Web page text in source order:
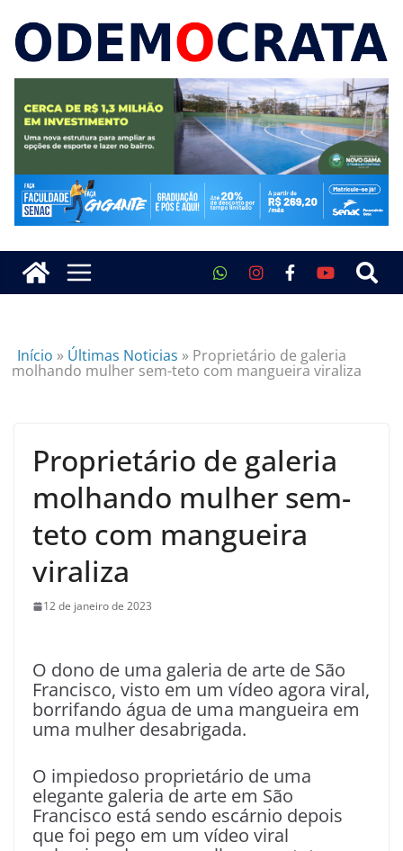
Início » Últimas Noticias » Proprietário de galeria
molhando mulher sem-teto com mangueira viraliza
Proprietário de galeria
molhando mulher sem-
teto com mangueira
viraliza
12 de janeiro de 2023
O dono de uma galeria de arte de São
Francisco, visto em um vídeo agora viral,
borrifando água de uma mangueira em
uma mulher desabrigada.
O impiedoso proprietário de uma
elegante galeria de arte em São
Francisco está sendo escárnio depois
que foi pego em um vídeo viral